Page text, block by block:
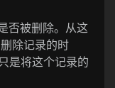
否被删除。从这
除记录的时
是将这个记录的